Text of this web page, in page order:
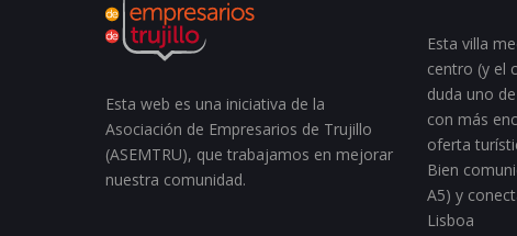
Esta web es una iniciativa de la
Asociación de Empresarios de Trujillo
(ASEMTRU), que trabajamos en mejorar
nuestra comunidad.
Esta villa
centro (y el
duda uno
con más
oferta
Bien
A5) y
Lisboa